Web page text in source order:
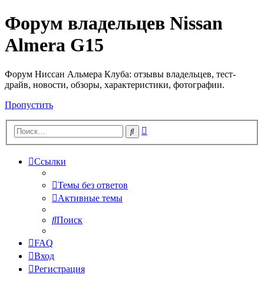
Форум владельцев Nissan
Almera G15
Форум Ниссан Альмера Клуба: отзывы владельцев, тест-
драйв, новости, обзоры, характеристики, фотографии.
Пропустить
Поиск
Ссылки
Темы без ответов
Активные темы
Поиск
FAQ
Вход
Регистрация